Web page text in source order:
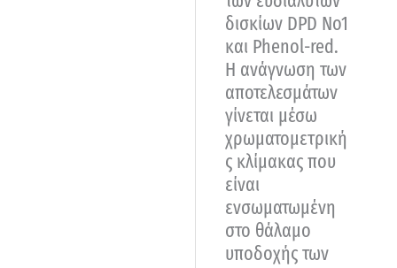
δισκίων DPD No1
και Phenol-red.
Η ανάγνωση των
αποτελεσμάτων
γίνεται μέσω
χρωματομετρική
ς κλίμακας που
είναι
ενσωματωμένη
στο θάλαμο
υποδοχής των